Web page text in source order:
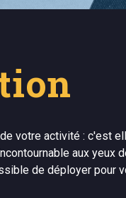
votre activité : c'est
aux
de déployer pour